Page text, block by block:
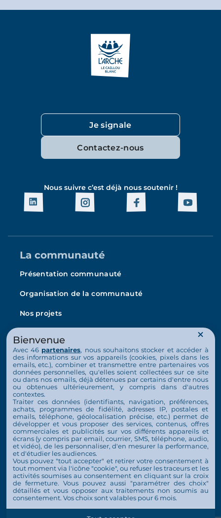
Je signale
Contactez-nous
Nous suivre c’est déjà nous soutenir !
La communauté
Présentation communauté
Organisation de la communauté
Nos projets
La vie au quotidien
Nos activités
Nous soutenir
S’engager
Nous soutenir
Contact
Espace Presse
Bienvenue
Avec 46 partenaires, nous souhaitons stocker et accéder à
des informations sur vos appareils (cookies, pixels dans les
emails, etc.), combiner et transmettre entre partenaires vos
données personnelles, qu'elles soient collectées sur ce site
ou dans nos emails, déjà détenues par certains d'entre nous
ou obtenues ultérieurement, y compris dans d'autres
contextes.
Traiter ces données (identifiants, navigation, préférences,
achats, programmes de fidélité, adresses IP, postales et
emails, téléphone, géolocalisation précise, etc.) permet de
développer et vous proposer des services, contenus, offres
commerciales et publicités sur vos différents appareils et
écrans (y compris par email, courrier, SMS, téléphone, audio,
et vidéo), de les personnaliser, d'en mesurer la performance,
et d'étudier les audiences.
Vous pouvez "tout accepter" et retirer votre consentement à
tout moment via l'icône "cookie", ou refuser les traceurs et les
activités soumises au consentement en cliquant sur la croix
de fermeture. Vous pouvez aussi "paramétrer des choix"
détaillés et vous opposer aux traitements non soumis au
consentement. Vos choix sont valables pour 6 mois.